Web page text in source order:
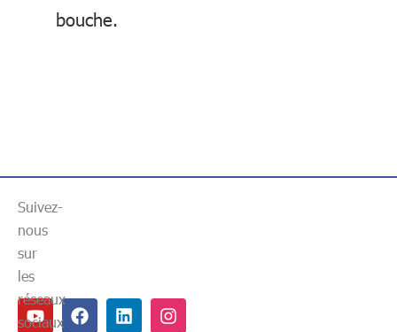
bouche.
YoutubeFacebookLinkedinInstagram
Suivez-
nous
sur
les
réseaux
sociaux